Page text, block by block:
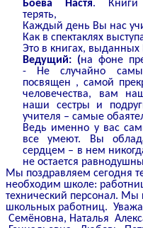
Боева Настя. Книги
терять,
Каждый день Вы нас
Как в спектаклях
Это в книгах,
Ведущий: (на фоне
- Не случайно
посвящен , самой
человечества, вам
наши сестры и
учителя – самые
Ведь именно у вас
все умеют. Вы
сердцем – в нем
не остается
Мы поздравляем сегодня
необходим школе:
технический персонал.
школьных работниц.
Семёновна, Наталья